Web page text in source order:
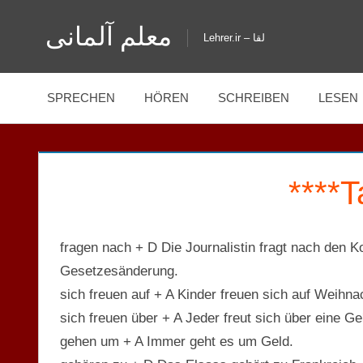
معلم آلمانی Lehrer.ir – لقا
SPRECHEN HÖREN SCHREIBEN LESEN
fragen nach + D Die Journalistin fragt nach den
Gesetzesänderung.
sich freuen auf + A Kinder freuen sich auf
sich freuen über + A Jeder freut sich über eine
gehen um + A Immer geht es um Geld.